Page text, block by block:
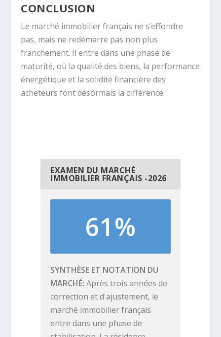
CONCLUSION
Le marché immobilier français ne s’effondre
pas, mais ne redémarre pas non plus
franchement. Il entre dans une phase de
maturité, où la qualité des biens, la performance
énergétique et la solidité financière des
acheteurs font désormais la différence.
EXAMEN DU MARCHÉ
IMMOBILIER FRANÇAIS -2026
61%
SYNTHÈSE ET NOTATION DU
MARCHÉ Après trois années de
correction et d'ajustement, le
marché immobilier français
entre dans une phase de